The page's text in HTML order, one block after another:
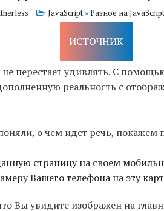
JavaScript»Разное на JavaScript
ИСТОЧНИК
не перестает удивлять. С
реальность с
о чем идет речь, покажем
страницу на своем
Вашего телефона на эту
Вы увидите изображен на